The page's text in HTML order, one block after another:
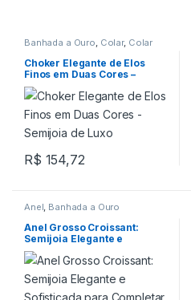
Banhada a Ouro, Colar, Colar
Choker Elegante de Elos
Finos em Duas Cores –
Semijoia de Luxo
R$ 154,72
Anel, Banhada a Ouro
Anel Grosso Croissant:
Semijoia Elegante e
Sofisticada para Completar
seu Look